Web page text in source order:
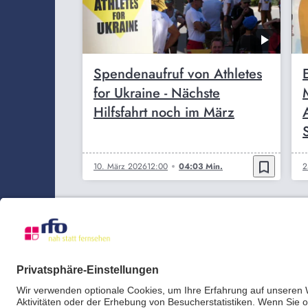
Spendenaufruf von Athletes
for Ukraine - Nächste
Hilfsfahrt noch im März
10. März 202612:00 04:03 Min. bookmark_border